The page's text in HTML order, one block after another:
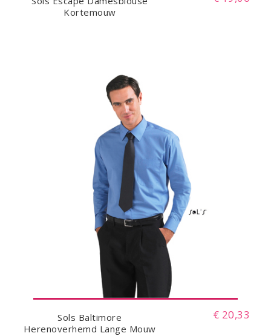
Kortemouw
Sols Baltimore
Herenoverhemd Lange Mouw
€ 20,33